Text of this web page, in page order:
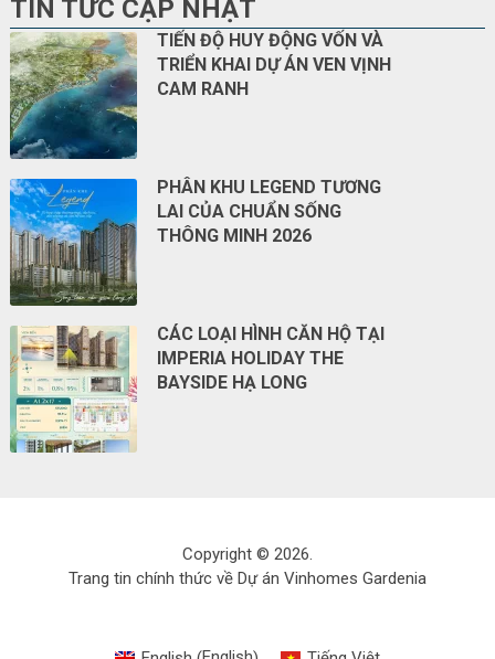
TIN TỨC CẬP NHẬT
TIẾN ĐỘ HUY ĐỘNG VỐN VÀ
TRIỂN KHAI DỰ ÁN VEN VỊNH
CAM RANH
PHÂN KHU LEGEND TƯƠNG
LAI CỦA CHUẨN SỐNG
THÔNG MINH 2026
CÁC LOẠI HÌNH CĂN HỘ TẠI
IMPERIA HOLIDAY THE
BAYSIDE HẠ LONG
Copyright © 2026.
Trang tin chính thức về Dự án Vinhomes Gardenia